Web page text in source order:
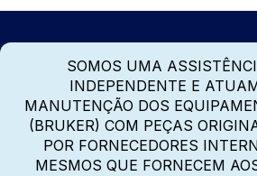
SOMOS UMA
INDEPENDENTE E
MANUTENÇÃO DOS
(BRUKER) COM PEÇAS
POR FORNECEDORES
MESMOS QUE FORNECEM